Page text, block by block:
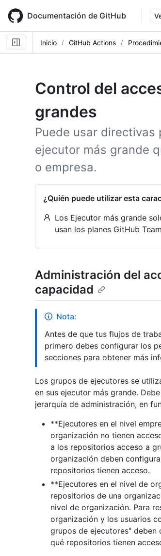
main
content
Documentación de GitHub
Inicio GitHub Actions
Control del
grandes
Puede usar
ejecutor más grande
o empresa.
¿Quién puede utilizar esta
Los Ejecutor más grande
usan los planes GitHub
Administración del
capacidad
Nota:
Antes de que tus flujos de
primero debes configurar los
secciones para obtener más
Los grupos de ejecutores se
en sus ejecutor más grande.
jerarquía de administración, en
**Ejecutores en el nivel
organización no tienen
a los repositorios acceso a
organización deben
repositorios tienen acceso.
**Ejecutores en el nivel de
repositorios de una
nivel de organización. Para
organización y los usuarios
grupos de ejecutores"
qué repositorios tienen